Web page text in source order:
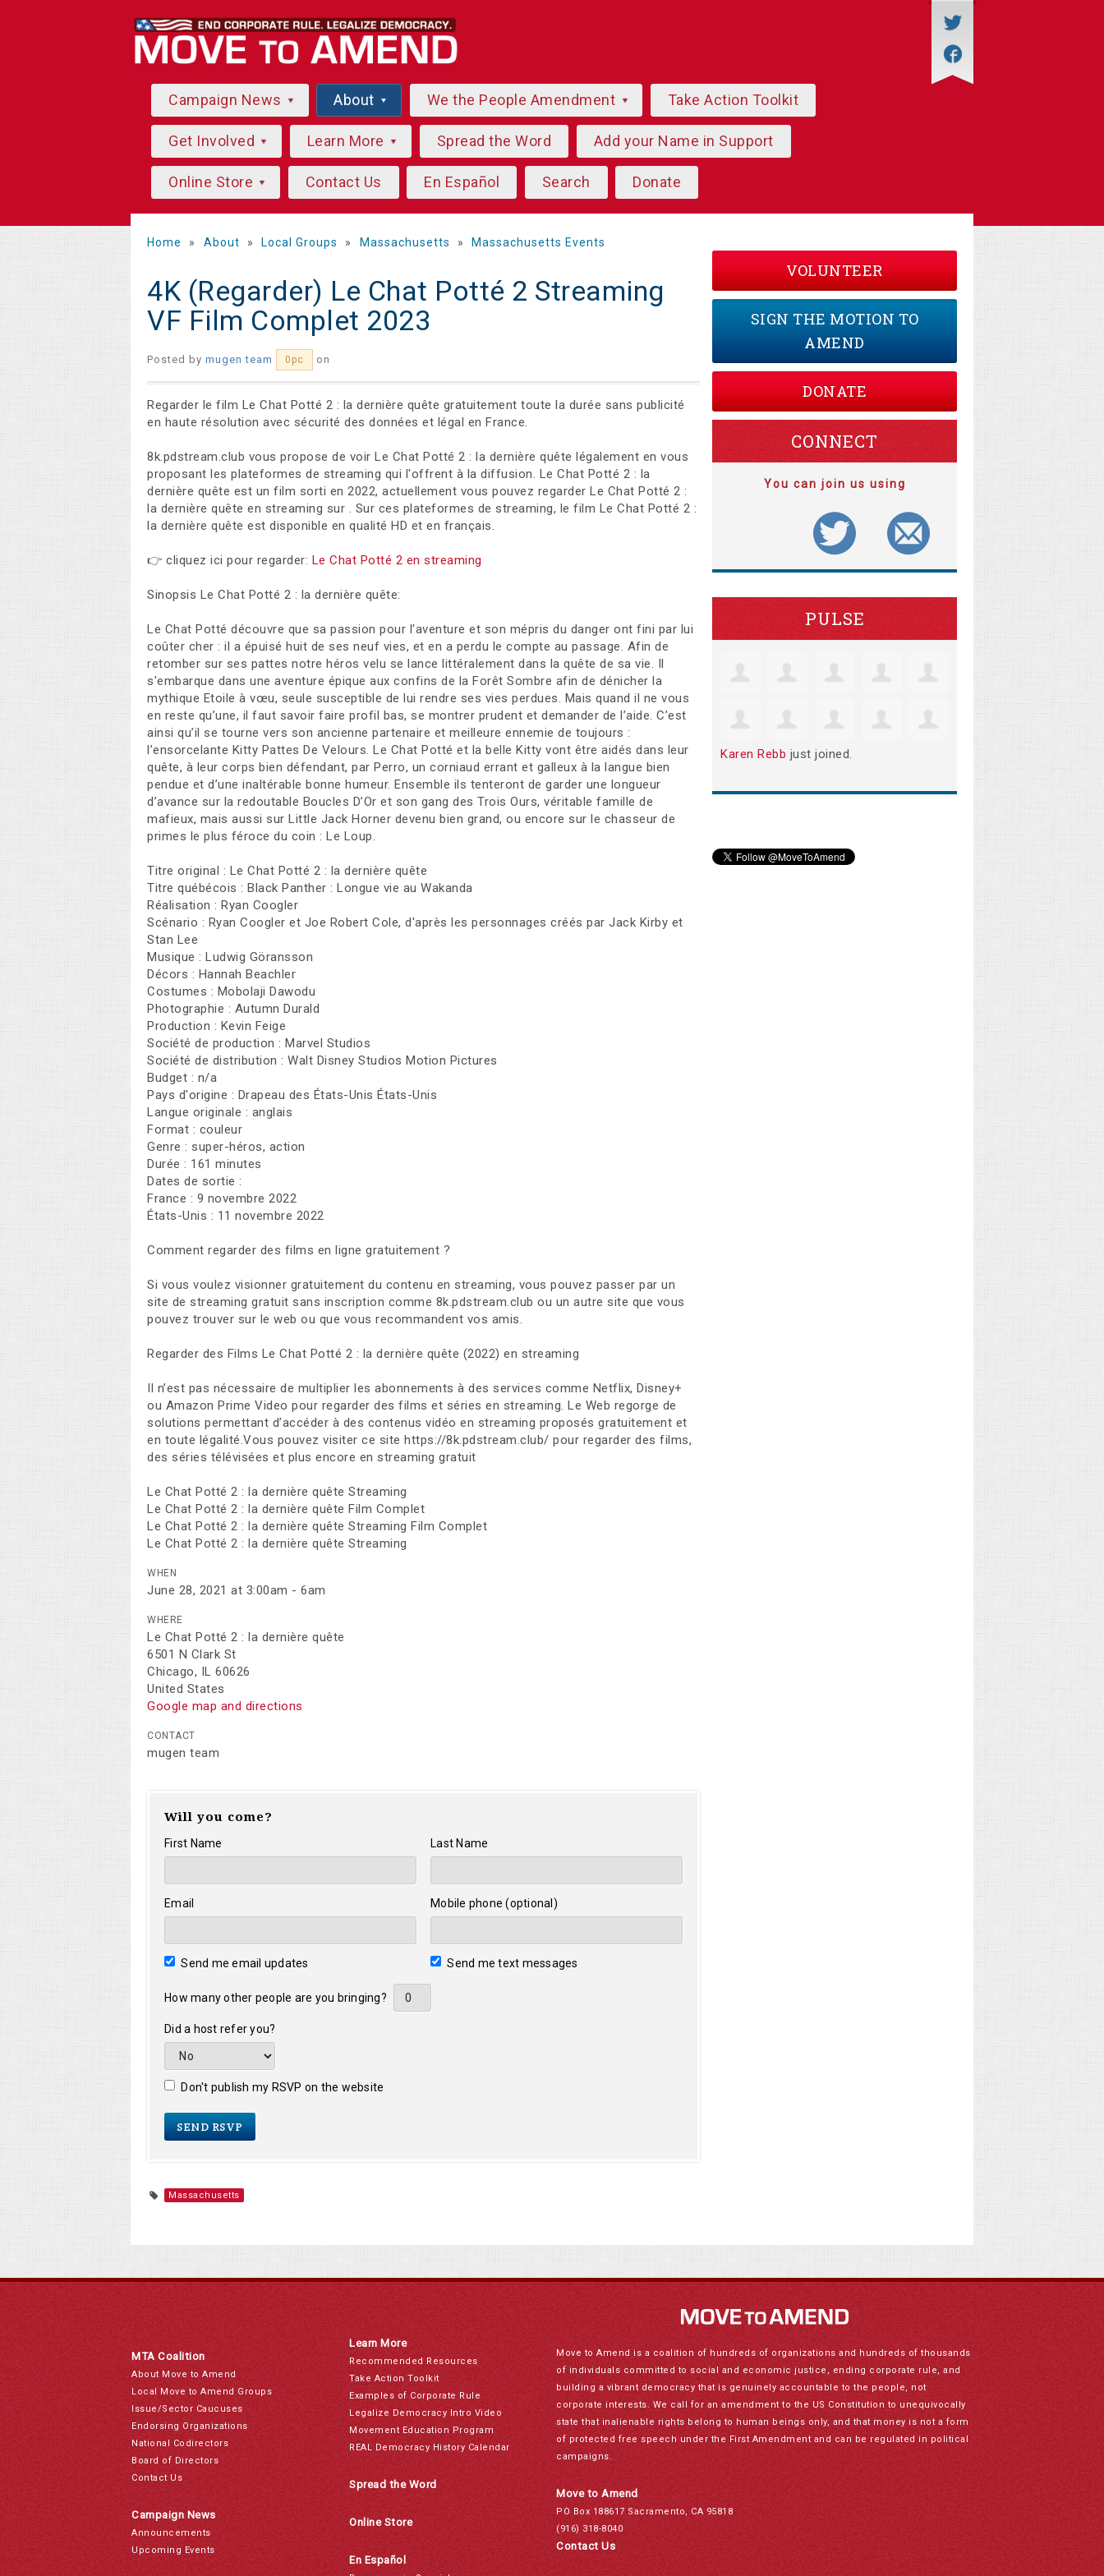
Campaign News About We the People Amendment Take Action Toolkit
Get Involved Learn More Spread the Word Add your Name in Support
Online Store Contact Us En Español Search Donate
Home » About » Local Groups » Massachusetts » Massachusetts Events
4K (Regarder) Le Chat Potté 2 Streaming
VF Film Complet 2023
Posted by mugen team 0pc on
Regarder le film Le Chat Potté 2 : la dernière quête gratuitement toute la durée sans publicité
en haute résolution avec sécurité des données et légal en France.
8k.pdstream.club vous propose de voir Le Chat Potté 2 : la dernière quête légalement en vous
proposant les plateformes de streaming qui l'offrent à la diffusion. Le Chat Potté 2 : la
dernière quête est un film sorti en 2022, actuellement vous pouvez regarder Le Chat Potté 2 :
la dernière quête en streaming sur . Sur ces plateformes de streaming, le film Le Chat Potté 2 :
la dernière quête est disponible en qualité HD et en français.
👉 cliquez ici pour regarder: Le Chat Potté 2 en streaming
Sinopsis Le Chat Potté 2 : la dernière quête:
Le Chat Potté découvre que sa passion pour l'aventure et son mépris du danger ont fini par lui
coûter cher : il a épuisé huit de ses neuf vies, et en a perdu le compte au passage. Afin de
retomber sur ses pattes notre héros velu se lance littéralement dans la quête de sa vie. Il
s'embarque dans une aventure épique aux confins de la Forêt Sombre afin de dénicher la
mythique Etoile à vœu, seule susceptible de lui rendre ses vies perdues. Mais quand il ne vous
en reste qu’une, il faut savoir faire profil bas, se montrer prudent et demander de l’aide. C’est
ainsi qu’il se tourne vers son ancienne partenaire et meilleure ennemie de toujours :
l’ensorcelante Kitty Pattes De Velours. Le Chat Potté et la belle Kitty vont être aidés dans leur
quête, à leur corps bien défendant, par Perro, un corniaud errant et galleux à la langue bien
pendue et d’une inaltérable bonne humeur. Ensemble ils tenteront de garder une longueur
d’avance sur la redoutable Boucles D’Or et son gang des Trois Ours, véritable famille de
mafieux, mais aussi sur Little Jack Horner devenu bien grand, ou encore sur le chasseur de
primes le plus féroce du coin : Le Loup.
Titre original : Le Chat Potté 2 : la dernière quête
Titre québécois : Black Panther : Longue vie au Wakanda
Réalisation : Ryan Coogler
Scénario : Ryan Coogler et Joe Robert Cole, d'après les personnages créés par Jack Kirby et
Stan Lee
Musique : Ludwig Göransson
Décors : Hannah Beachler
Costumes : Mobolaji Dawodu
Photographie : Autumn Durald
Production : Kevin Feige
Société de production : Marvel Studios
Société de distribution : Walt Disney Studios Motion Pictures
Budget : n/a
Pays d'origine : Drapeau des États-Unis États-Unis
Langue originale : anglais
Format : couleur
Genre : super-héros, action
Durée : 161 minutes
Dates de sortie :
France : 9 novembre 2022
États-Unis : 11 novembre 2022
Comment regarder des films en ligne gratuitement ?
Si vous voulez visionner gratuitement du contenu en streaming, vous pouvez passer par un
site de streaming gratuit sans inscription comme 8k.pdstream.club ou un autre site que vous
pouvez trouver sur le web ou que vous recommandent vos amis.
Regarder des Films Le Chat Potté 2 : la dernière quête (2022) en streaming
Il n’est pas nécessaire de multiplier les abonnements à des services comme Netflix, Disney+
ou Amazon Prime Video pour regarder des films et séries en streaming. Le Web regorge de
solutions permettant d’accéder à des contenus vidéo en streaming proposés gratuitement et
en toute légalité.Vous pouvez visiter ce site https://8k.pdstream.club/ pour regarder des films,
des séries télévisées et plus encore en streaming gratuit
Le Chat Potté 2 : la dernière quête Streaming
Le Chat Potté 2 : la dernière quête Film Complet
Le Chat Potté 2 : la dernière quête Streaming Film Complet
Le Chat Potté 2 : la dernière quête Streaming
WHEN
June 28, 2021 at 3:00am - 6am
WHERE
Le Chat Potté 2 : la dernière quête
6501 N Clark St
Chicago, IL 60626
United States
Google map and directions
CONTACT
mugen team
Will you come?
First Name Last Name
Email Mobile phone (optional)
Send me email updates Send me text messages
How many other people are you bringing?
Did a host refer you?
Don't publish my RSVP on the website
Massachusetts
VOLUNTEER
SIGN THE MOTION TO
AMEND
DONATE
CONNECT
You can join us using
PULSE
Karen Rebb just joined.
MTA Coalition
About Move to Amend
Local Move to Amend Groups
Issue/Sector Caucuses
Endorsing Organizations
National Codirectors
Board of Directors
Contact Us
Campaign News
Announcements
Upcoming Events
Learn More
Recommended Resources
Take Action Toolkit
Examples of Corporate Rule
Legalize Democracy Intro Video
Movement Education Program
REAL Democracy History Calendar
Spread the Word
Online Store
En Español
Move to Amend is a coalition of hundreds of organizations and hundreds of thousands
of individuals committed to social and economic justice, ending corporate rule, and
building a vibrant democracy that is genuinely accountable to the people, not
corporate interests. We call for an amendment to the US Constitution to unequivocally
state that inalienable rights belong to human beings only, and that money is not a form
of protected free speech under the First Amendment and can be regulated in political
campaigns.
Move to Amend
PO Box 188617 Sacramento, CA 95818
(916) 318-8040
Contact Us